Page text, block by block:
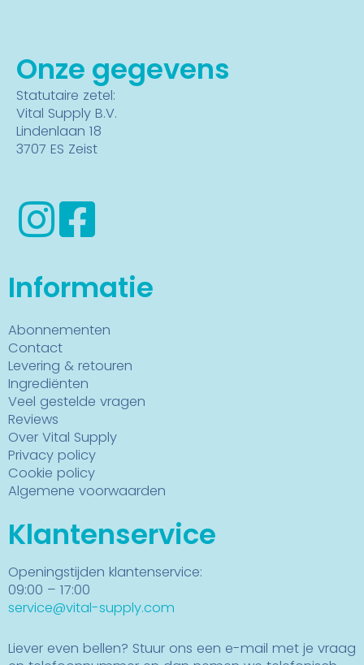
Onze gegevens
Statutaire zetel:
Vital Supply B.V.
Lindenlaan 18
3707 ES Zeist
Informatie
Abonnementen
Contact
Levering & retouren
Ingrediënten
Veel gestelde vragen
Reviews
Over Vital Supply
Privacy policy
Cookie policy
Algemene voorwaarden
Klantenservice
Openingstijden klantenservice:
09:00 – 17:00
service@vital-supply.com
Liever even bellen? Stuur ons een e-mail met je vraag